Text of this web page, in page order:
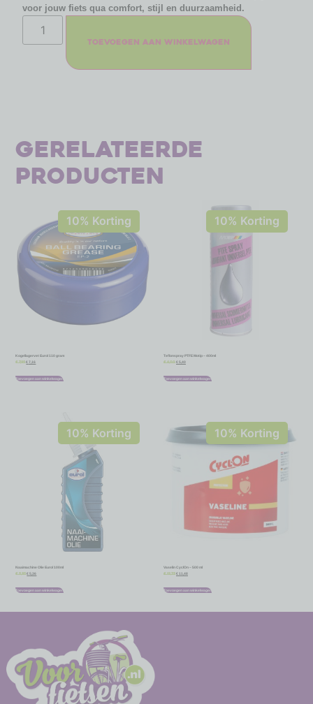
voor jouw fiets qua comfort, stijl en duurzaamheid.
Toevoegen aan winkelwagen
Gerelateerde
producten
10% Korting
Kogellagervet Eurol 110 gram
€7,95 €7,16
Toevoegen aan winkelwagen
10% Korting
Teflonspray PTFE Motip – 400ml
6,00 €5,40
Toevoegen aan winkelwagen
10% Korting
Naaimachine Olie Eurol 100ml
€5,95 €5,36
Toevoegen aan winkelwagen
10% Korting
Vaselin CyclOn – 500 ml
12,75 €11,48
Toevoegen aan winkelwagen